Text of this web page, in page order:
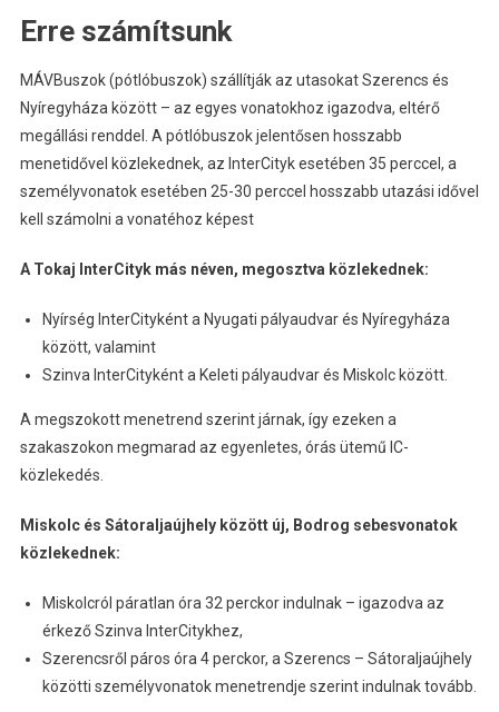
Erre számítsunk
MÁVBuszok (pótlóbuszok) szállítják az utasokat Szerencs és
Nyíregyháza között – az egyes vonatokhoz igazodva, eltérő
megállási renddel. A pótlóbuszok jelentősen hosszabb
menetidővel közlekednek, az InterCityk esetében 35 perccel, a
személyvonatok esetében 25-30 perccel hosszabb utazási idővel
kell számolni a vonatéhoz képest
A Tokaj InterCityk más néven, megosztva közlekednek:
Nyírség InterCityként a Nyugati pályaudvar és Nyíregyháza
között, valamint
Szinva InterCityként a Keleti pályaudvar és Miskolc között.
A megszokott menetrend szerint járnak, így ezeken a
szakaszokon megmarad az egyenletes, órás ütemű IC-
közlekedés.
Miskolc és Sátoraljaújhely között új, Bodrog sebesvonatok
közlekednek:
Miskolcról páratlan óra 32 perckor indulnak – igazodva az
érkező Szinva InterCitykhez,
Szerencsről páros óra 4 perckor, a Szerencs – Sátoraljaújhely
közötti személyvonatok menetrendje szerint indulnak tovább.